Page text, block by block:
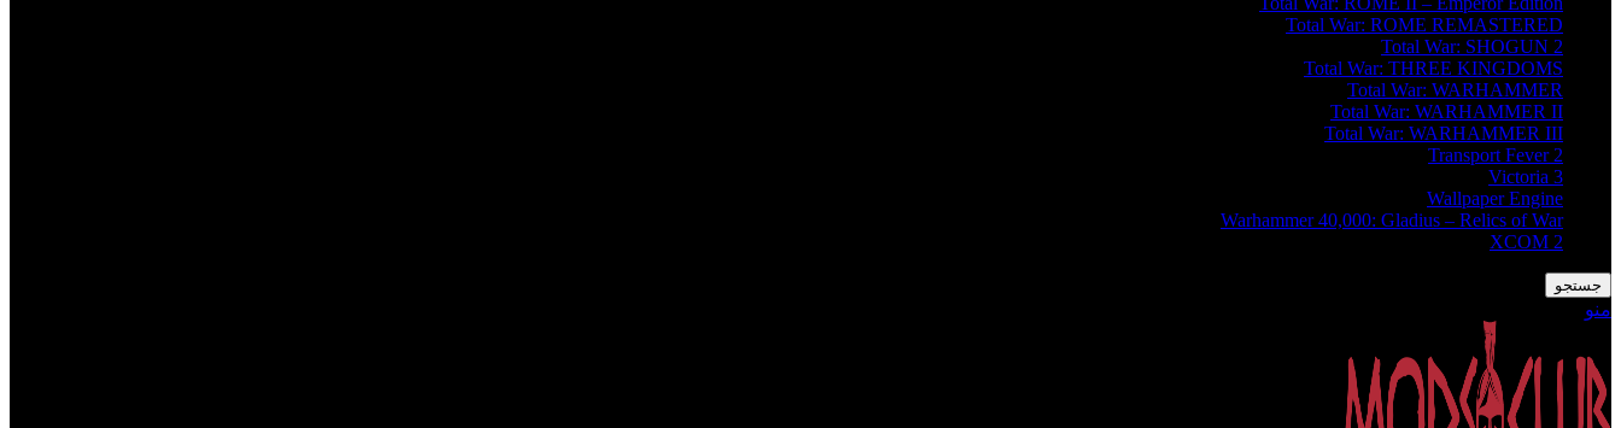
Total War: ROME REMASTERED
Total War: SHOGUN 2
Total War: THREE KINGDOMS
Total War: WARHAMMER
Total War: WARHAMMER II
Total War: WARHAMMER III
Transport Fever 2
Victoria 3
Wallpaper Engine
Warhammer 40,000: Gladius – Relics of War
XCOM 2
جستجو
منو